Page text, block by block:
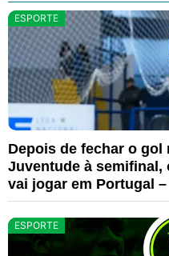
ESPORTE
Depois de fechar o
Juventude à semifinal,
vai jogar em Portugal –
ESPORTE